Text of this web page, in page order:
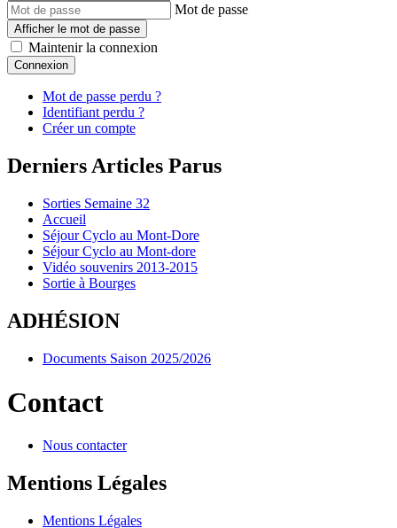
Mot de passe
Afficher le mot de passe
Maintenir la connexion
Connexion
Mot de passe perdu ?
Identifiant perdu ?
Créer un compte
Derniers Articles Parus
Sorties Semaine 32
Accueil
Séjour Cyclo au Mont-Dore
Séjour Cyclo au Mont-dore
Vidéo souvenirs 2013-2015
Sortie à Bourges
ADHÉSION
Documents Saison 2025/2026
Contact
Nous contacter
Mentions Légales
Mentions Légales